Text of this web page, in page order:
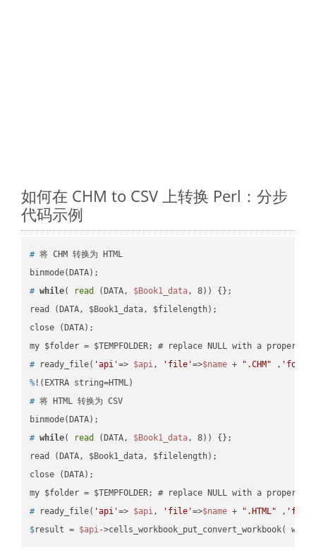
如何在 CHM to CSV 上转换 Perl：分步
代码示例
# 将 CHM 转换为 HTML
# while( read (DATA, $Book1_data, 8)) {};
read (DATA, $Book1_data, $filelength);
close (DATA);
# ready_file( 'api'=> $api, 'file'=>$name + ".CHM" ,
% !(EXTRA string=HTML)
# 将 HTML 转换为 CSV
# while( read (DATA, $Book1_data, 8)) {};
read (DATA, $Book1_data, $filelength);
close (DATA);
# ready_file( 'api'=> $api, 'file'=>$name + ".HTML" ,
$result = $api->cells_workbook_put_convert_workbook(